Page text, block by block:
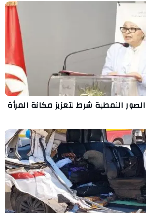
الصور النمطية شرط لتعزيز مكانة المرأة